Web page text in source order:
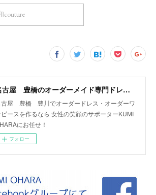
couture
名古屋 豊橋のオーダーメイド専門ドレスデザイナー KUMI OHARA
古屋 豊橋 豊川でオーダードレス・オーダーワ
ピースを作るなら 女性の笑顔のサポーターKUMI
にお任せ！
フォロー